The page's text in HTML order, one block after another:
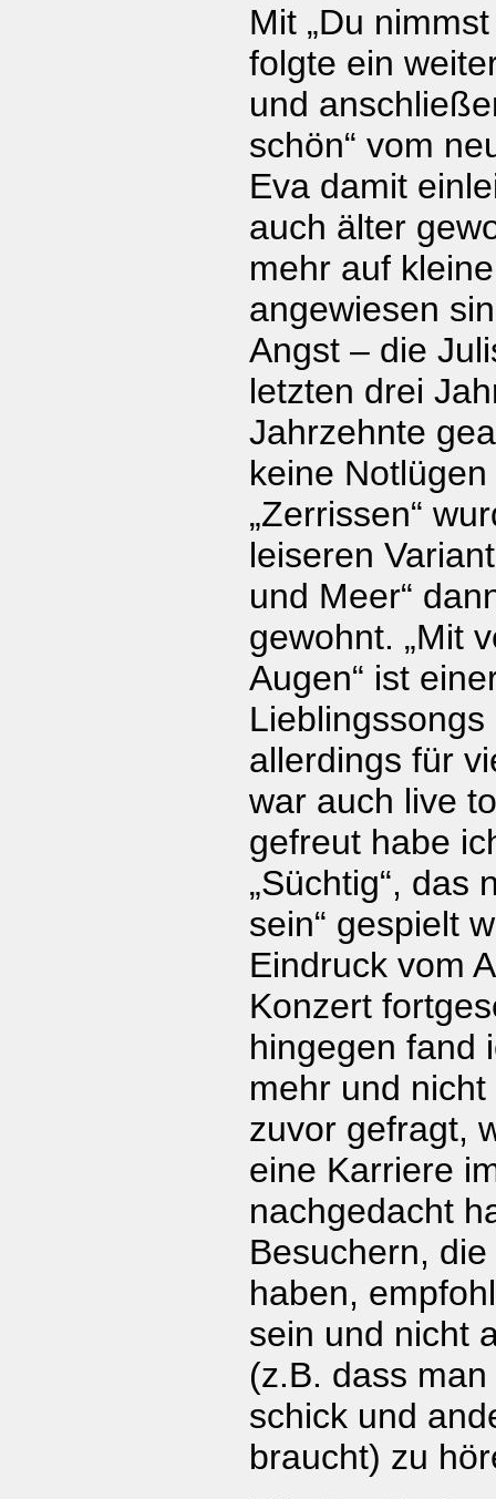
Mit „Du
folgte ein
und
schön“ vom
Eva damit
auch älter
mehr auf
angewiesen
Angst – die
letzten drei
Jahrzehnte
keine
„Zerrissen“
leiseren
und Meer“
gewohnt. „Mit
Augen“ ist
Lieblingssongs
allerdings für
war auch live
gefreut habe
„Süchtig“, das
sein“ gespielt
Eindruck vom
Konzert
hingegen fand
mehr und
zuvor gefragt,
eine Karriere
nachgedacht
Besuchern,
haben,
sein und nicht
(z.B. dass
schick und
braucht) zu